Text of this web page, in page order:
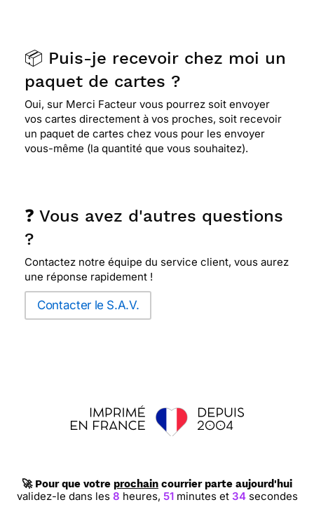
📦 Puis-je recevoir chez moi un
paquet de cartes ?
Oui, sur Merci Facteur vous pourrez soit envoyer
vos cartes directement à vos proches, soit recevoir
un paquet de cartes chez vous pour les envoyer
vous-même (la quantité que vous souhaitez).
❓ Vous avez d'autres questions
?
Contactez notre équipe du service client, vous aurez
une réponse rapidement !
Contacter le S.A.V.
🚀 Pour que votre prochain courrier parte aujourd'hui
validez-le dans les 8 heures, 51minutes et 33secondes